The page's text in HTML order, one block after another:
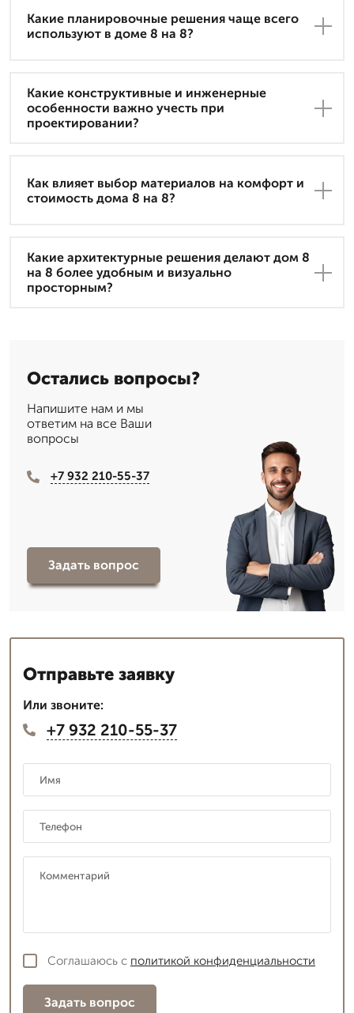
Какие планировочные решения чаще всего
используют в доме 8 на 8?
Какие конструктивные и инженерные
особенности важно учесть при
проектировании?
Как влияет выбор материалов на комфорт и
стоимость дома 8 на 8?
Какие архитектурные решения делают дом 8
на 8 более удобным и визуально
просторным?
Остались вопросы?
Напишите нам и мы
ответим на все Ваши
вопросы
+7 932 210-55-37
Задать вопрос
Отправьте заявку
Или звоните:
+7 932 210-55-37
Соглашаюсь с политикой конфиденциальности
Задать вопрос